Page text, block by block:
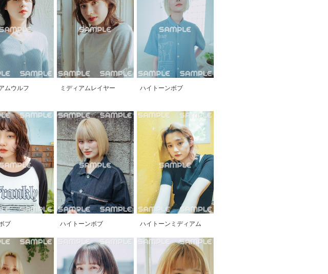
ムウルフ ミディアムレイヤー ハイトーンボブ
ブ ハイトーンボブ ハイトーンミディアム